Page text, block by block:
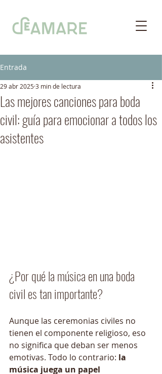
Entrada
Las mejores canciones para boda
civil: guía para emocionar a todos los
asistentes
29 abr 20253 min de lectura
¿Por qué la música en una boda
civil es tan importante?
Aunque las ceremonias civiles no
tienen el componente religioso, eso
no significa que deban ser menos
emotivas. Todo lo contrario: la
música juega un papel